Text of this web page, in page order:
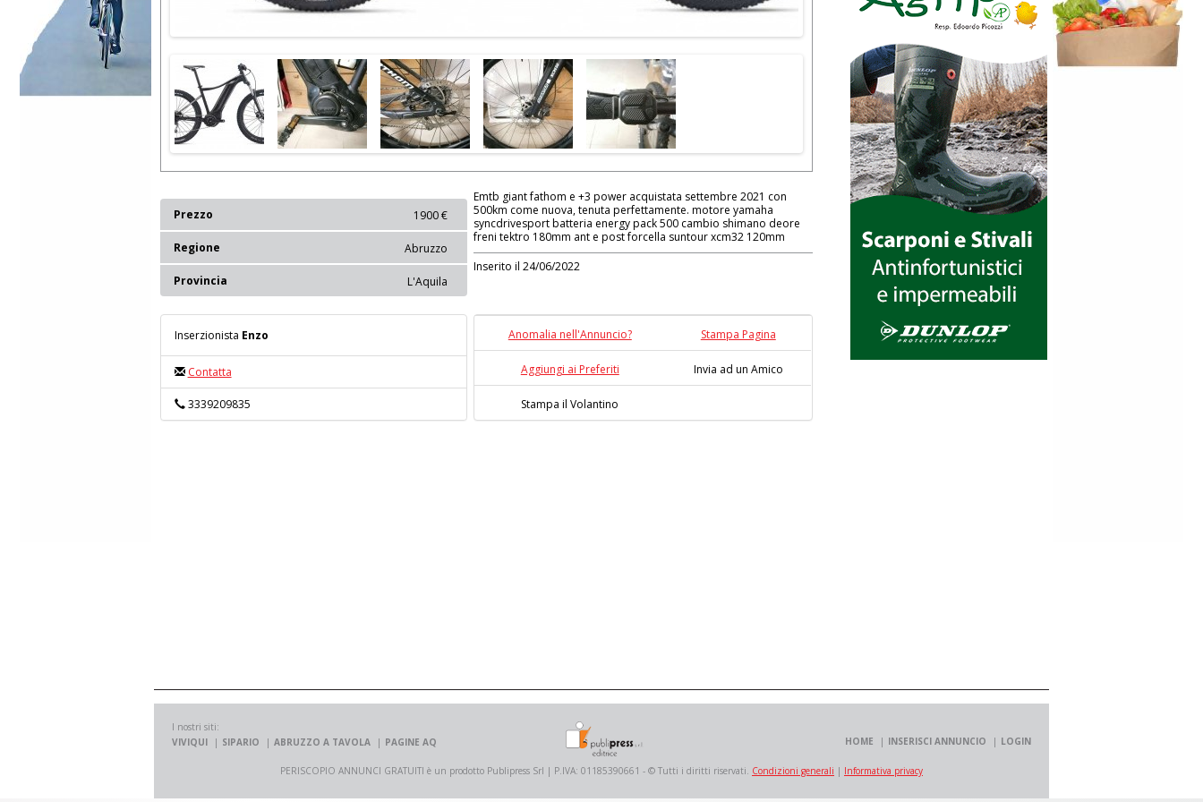
1900 €
Prezzo
Abruzzo
Regione
L'Aquila
Provincia
Emtb giant fathom e +3 power acquistata settembre 2021 con
500km come nuova, tenuta perfettamente. motore yamaha
syncdrivesport batteria energy pack 500 cambio shimano deore
freni tektro 180mm ant e post forcella suntour xcm32 120mm
Inserito il 24/06/2022
Inserzionista Enzo
Contatta
3339209835
Anomalia nell'Annuncio? Stampa Pagina
Aggiungi ai Preferiti Invia ad un Amico
Stampa il Volantino
I nostri siti:
VIVIQUI
SIPARIO ABRUZZO A TAVOLA PAGINE AQ HOME INSERISCI ANNUNCIO LOGIN
PERISCOPIO ANNUNCI GRATUITI è un prodotto Publipress Srl | P.IVA: 01185390661 - © Tutti i diritti riservati. Condizioni generali | Informativa privacy